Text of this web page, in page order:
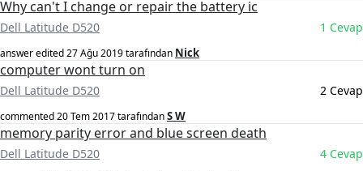
Why can't I change or repair the battery ic
Dell Latitude D520 1 Cevap
answer edited27 Ağu 2019tarafından Nick
computer wont turn on
Dell Latitude D520 2 Cevap
commented20 Tem 2017tarafındanS W
memory parity error and blue screen death
Dell Latitude D520 4 Cevap